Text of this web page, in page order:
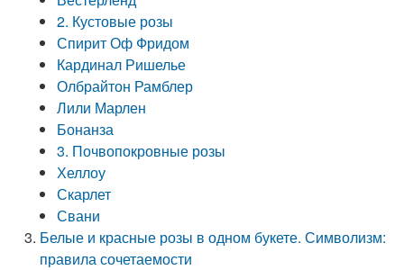
2. Кустовые розы
Спирит Оф Фридом
Кардинал Ришелье
Олбрайтон Рамблер
Лили Марлен
Бонанза
3. Почвопокровные розы
Хеллоу
Скарлет
Свани
Белые и красные розы в одном букете. Символизм:
правила сочетаемости